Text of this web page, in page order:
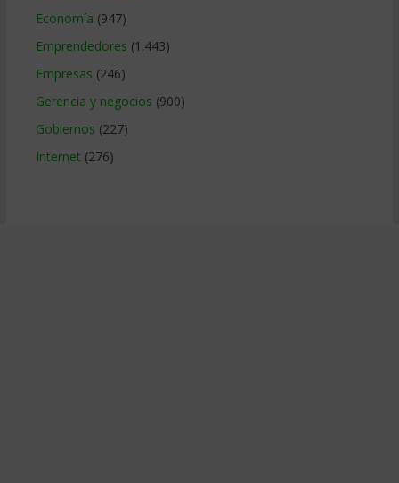
Economía (947)
Emprendedores (1.443)
Empresas (246)
Gerencia y negocios (900)
Gobiernos (227)
Internet (276)